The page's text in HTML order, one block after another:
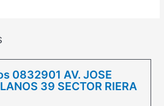
0832901 AV. JOSE
39 SECTOR RIERA